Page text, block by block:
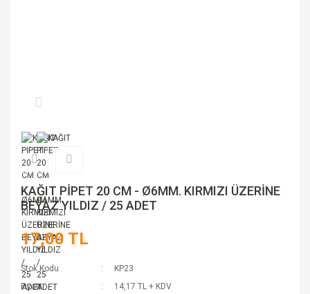
KAĞIT PİPET 20 CM - Ø6MM. KIRMIZI ÜZERİNE
BEYAZ YILDIZ / 25 ADET
17,00 TL
Stok Kodu
KP23
Fiyat
14,17 TL + KDV